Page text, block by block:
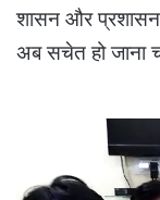
शासन और प्रशासन
अब सचेत हो जाना